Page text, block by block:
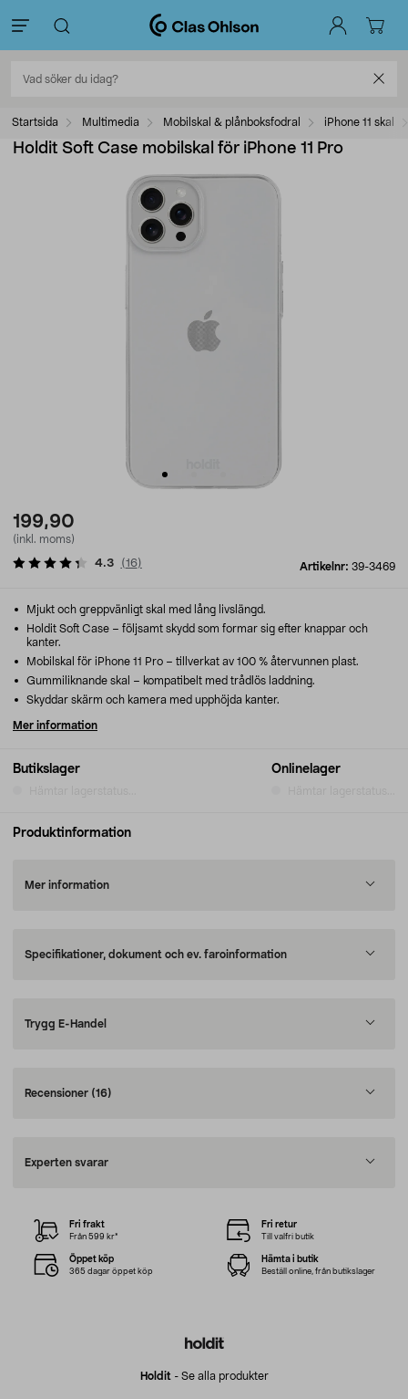
Startsida Multimedia Mobilskal & plånboksfodral iPhone 11 skal
Holdit Soft Case mobilskal för iPhone 11 Pro
199,90
(inkl. moms)
Artikelnr: 39-3469
4.3 (16)
Butikslager Onlinelager
Mjukt och greppvänligt skal med lång livslängd.
Holdit Soft Case – följsamt skydd som formar sig efter knappar och
kanter.
Mobilskal för iPhone 11 Pro – tillverkat av 100 % återvunnen plast.
Gummiliknande skal – kompatibelt med trådlös laddning.
Skyddar skärm och kamera med upphöjda kanter.
Mer information
Produktinformation
Mer information
Specifikationer, dokument och ev. faroinformation
Trygg E-Handel
Recensioner (16)
Experten svarar
Holdit - Se alla produkter
Fri frakt
Från 599 kr*
Fri retur
Till valfri butik
Öppet köp
365 dagar öppet köp
Hämta i butik
Beställ online, från butikslager